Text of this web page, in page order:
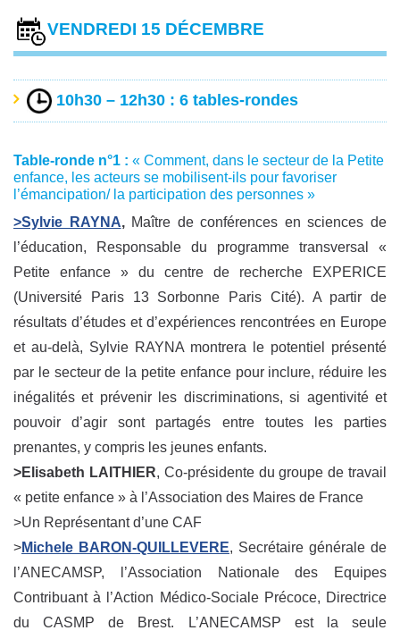
VENDREDI 15 DÉCEMBRE
10h30 – 12h30 : 6 tables-rondes
Table-ronde n°1 : « Comment, dans le secteur de la Petite
enfance, les acteurs se mobilisent-ils pour favoriser
l’émancipation/ la participation des personnes »
>Sylvie RAYNA,Maître de conférences en sciences de
l’éducation, Responsable du programme transversal «
Petite enfance » du centre de recherche EXPERICE
(Université Paris 13 Sorbonne Paris Cité). A partir de
résultats d’études et d’expériences rencontrées en Europe
et au-delà, Sylvie RAYNA montrera le potentiel présenté
par le secteur de la petite enfance pour inclure, réduire les
inégalités et prévenir les discriminations, si agentivité et
pouvoir d’agir sont partagés entre toutes les parties
prenantes, y compris les jeunes enfants.
>Elisabeth LAITHIER, Co-présidente du groupe de travail
« petite enfance » à l’Association des Maires de France
>Un Représentant d’une CAF
>Michele BARON-QUILLEVERE, Secrétaire générale de
l’ANECAMSP, l’Association Nationale des Equipes
Contribuant à l’Action Médico-Sociale Précoce, Directrice
du CASMP de Brest. L’ANECAMSP est la seule